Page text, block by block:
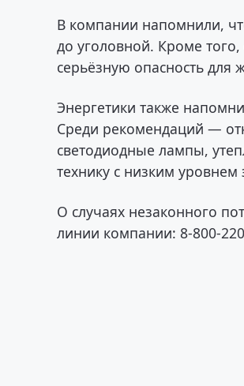
В компании напомнили,
до уголовной. Кроме
серьёзную опасность для
Энергетики также
Среди рекомендаций —
светодиодные лампы,
технику с низким
О случаях незаконного
линии компании: 8-800-